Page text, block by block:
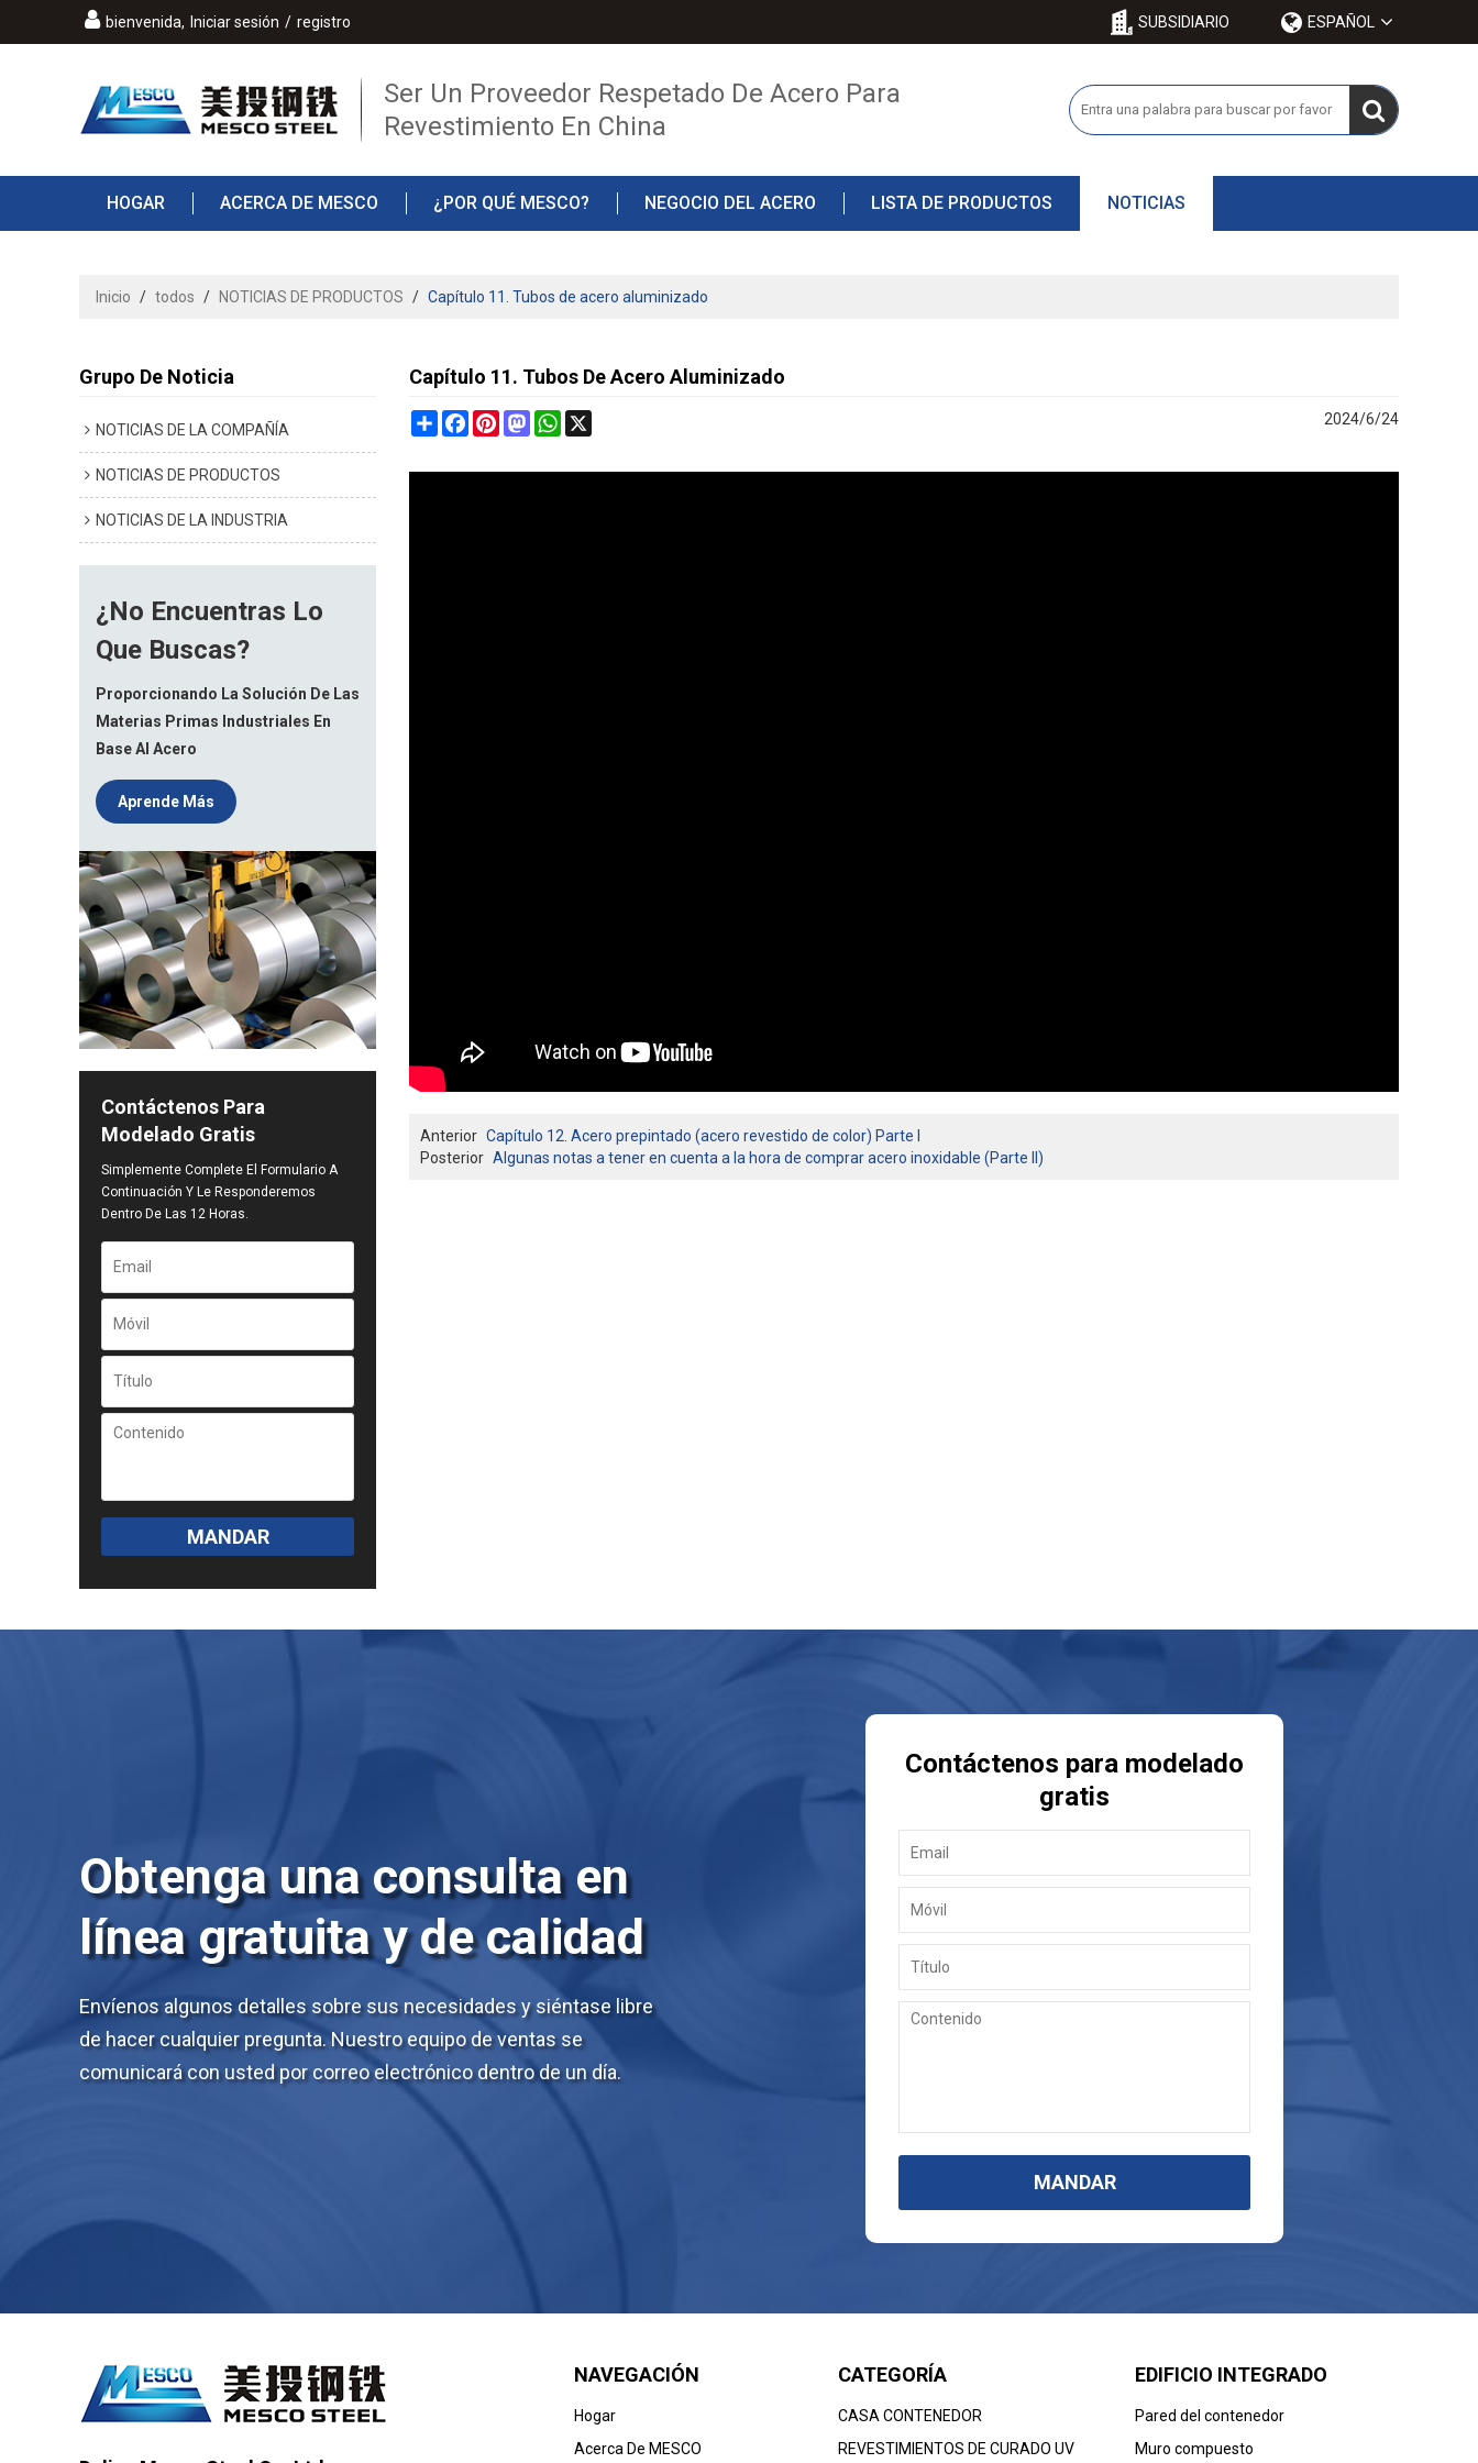
bienvenida, Iniciar sesión / registro SUBSIDIARIO ESPAÑOL
Ser Un Proveedor Respetado De Acero Para
Revestimiento En China
HOGAR ACERCA DE MESCO ¿POR QUÉ MESCO? NEGOCIO DEL ACERO LISTA DE PRODUCTOS NOTICIAS
Inicio / todos / NOTICIAS DE PRODUCTOS / Capítulo 11. Tubos de acero aluminizado
Grupo De Noticia
NOTICIAS DE LA COMPAÑÍA
NOTICIAS DE PRODUCTOS
NOTICIAS DE LA INDUSTRIA
¿No Encuentras Lo
Que Buscas?
Proporcionando La Solución De Las
Materias Primas Industriales En
Base Al Acero
Aprende Más
Contáctenos Para
Modelado Gratis
Simplemente Complete El Formulario A
Continuación Y Le Responderemos
Dentro De Las 12 Horas.
MANDAR
Capítulo 11. Tubos De Acero Aluminizado
ShareFacebookPinterestMastodonWhatsApp 2024/6/24
Anterior Capítulo 12. Acero prepintado (acero revestido de color) Parte I
Posterior Algunas notas a tener en cuenta a la hora de comprar acero inoxidable (Parte II)
Obtenga una consulta en
línea gratuita y de calidad
Envíenos algunos detalles sobre sus necesidades y siéntase libre
de hacer cualquier pregunta. Nuestro equipo de ventas se
comunicará con usted por correo electrónico dentro de un día.
Contáctenos para modelado
gratis
MANDAR
NAVEGACIÓN
Hogar
Acerca De MESCO
CATEGORÍA
CASA CONTENEDOR
REVESTIMIENTOS DE CURADO UV
EDIFICIO INTEGRADO
Pared del contenedor
Muro compuesto